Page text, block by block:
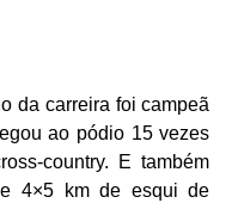
da carreira foi campeã
ao pódio 15 vezes
country. E também
4×5 km de esqui de